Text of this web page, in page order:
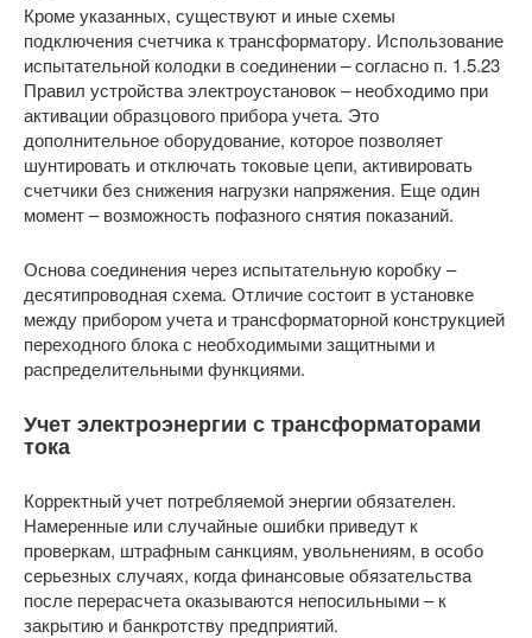
Кроме указанных, существуют и иные схемы
подключения счетчика к трансформатору. Использование
испытательной колодки в соединении – согласно п. 1.5.23
Правил устройства электроустановок – необходимо при
активации образцового прибора учета. Это
дополнительное оборудование, которое позволяет
шунтировать и отключать токовые цепи, активировать
счетчики без снижения нагрузки напряжения. Еще один
момент – возможность пофазного снятия показаний.
Основа соединения через испытательную коробку –
десятипроводная схема. Отличие состоит в установке
между прибором учета и трансформаторной конструкцией
переходного блока с необходимыми защитными и
распределительными функциями.
Учет электроэнергии с трансформаторами
тока
Корректный учет потребляемой энергии обязателен.
Намеренные или случайные ошибки приведут к
проверкам, штрафным санкциям, увольнениям, в особо
серьезных случаях, когда финансовые обязательства
после перерасчета оказываются непосильными – к
закрытию и банкротству предприятий.